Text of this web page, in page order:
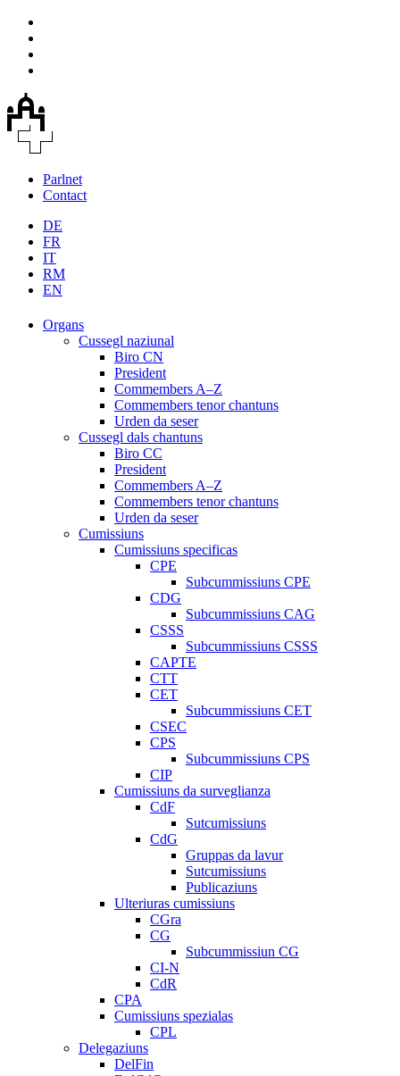
Parlnet
Contact
DE
FR
IT
RM
EN
Organs
Cussegl naziunal
Biro CN
President
Commembers A–Z
Commembers tenor chantuns
Urden da seser
Cussegl dals chantuns
Biro CC
President
Commembers A–Z
Commembers tenor chantuns
Urden da seser
Cumissiuns
Cumissiuns specificas
CPE
Subcummissiuns CPE
CDG
Subcummissiuns CAG
CSSS
Subcummissiuns CSSS
CAPTE
CTT
CET
Subcummissiuns CET
CSEC
CPS
Subcummissiuns CPS
CIP
Cumissiuns da surveglianza
CdF
Sutcumissiuns
CdG
Gruppas da lavur
Sutcumissiuns
Publicaziuns
Ulteriuras cumissiuns
CGra
CG
Subcummissiun CG
CI-N
CdR
CPA
Cumissiuns spezialas
CPL
Delegaziuns
DelFin